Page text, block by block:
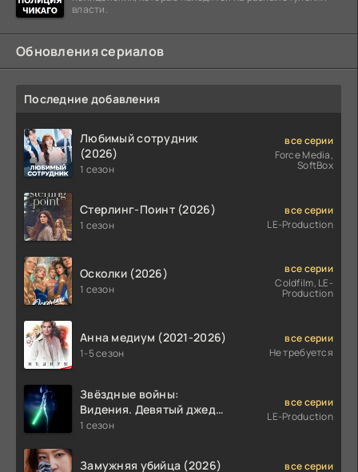
власти.
Обновления сериалов
Последние добавления
Любимый сотрудник
(2026)
1 сезон
все серии
Force Media,
SoftBox
Стерлинг-Поинт (2026)
1 сезон
все серии
LE-Production
Осколки (2026)
1 сезон
все серии
Coldfilm, LE-
Production
Анна медиум (2021-2026)
1-5 сезон
все серии
Не требуется
Звёздные войны:
Видения. Девятый джедай
(2026)
1 сезон
все серии
LE-Production
Замужняя убийца (2026)
все серии